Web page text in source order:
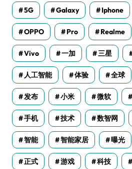
5G Galaxy Iphone
OPPO Pro Realme
Vivo 一加 三星
人工智能 体验 全球
发布 小米 微软
手机 技术 数智网
智能 智能家居 曝光
正式 游戏 科技